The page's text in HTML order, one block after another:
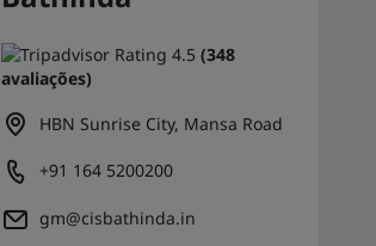
(348
avaliações)
HBN Sunrise City, Mansa Road
+91 164 5200200
gm@cisbathinda.in